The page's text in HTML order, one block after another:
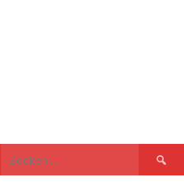
Zoeken
naar: